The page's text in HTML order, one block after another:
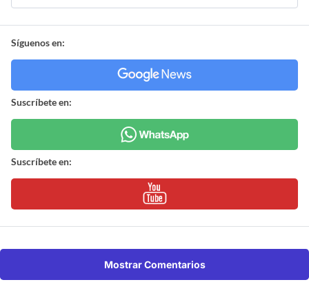
Síguenos en:
Suscríbete en:
Suscríbete en:
Mostrar Comentarios